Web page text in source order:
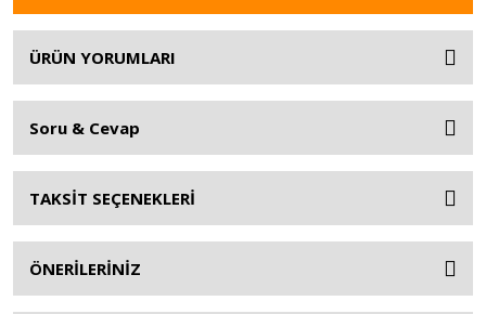
ÜRÜN YORUMLARI
Soru & Cevap
TAKSİT SEÇENEKLERİ
ÖNERİLERİNİZ